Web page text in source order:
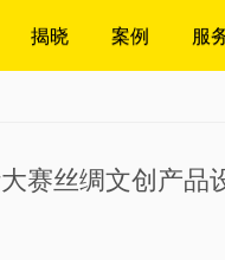
揭晓 案例 服
赛丝绸文创产品